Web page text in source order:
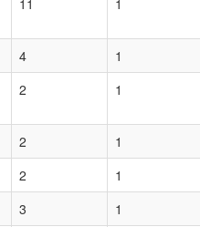
11 1
4 1
2 1
2 1
2 1
3 1